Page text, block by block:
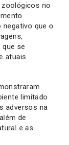
zoológicos no
que o
se
atuais.
limitado
adversos na
de
e as